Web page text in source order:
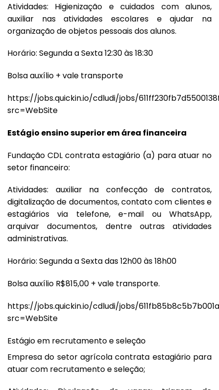
Atividades: Higienização e cuidados com alunos,
auxiliar nas atividades escolares e ajudar na
organização de objetos pessoais dos alunos.
Horário: Segunda a Sexta 12:30 às 18:30
Bolsa auxílio + vale transporte
https://jobs.quickin.io/cdludi/jobs/
src=WebSite
Estágio ensino superior em área financeira
Fundação CDL contrata estagiário (a) para atuar no
setor financeiro:
Atividades: auxiliar na confecção de contratos,
digitalização de documentos, contato com clientes e
estagiários via telefone, e-mail ou WhatsApp,
arquivar documentos, dentre outras atividades
administrativas.
Horário: Segunda a Sexta das 12h00 às 18h00
Bolsa auxílio R$815,00 + vale transporte.
https://jobs.quickin.io/cdludi/jobs/
src=WebSite
Estágio em recrutamento e seleção
Empresa do setor agrícola contrata estagiário para
atuar com recrutamento e seleção;